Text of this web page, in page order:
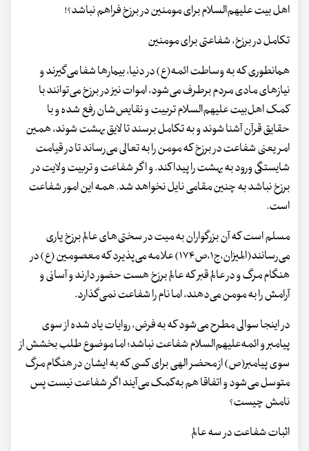
اهل بیت علیهم‌السلام برای مومنین در برزخ فراهم نباشد؟!
تکامل در برزخ، شفاعتی برای مومنین
همانطوری که به وساطت ائمه‌(ع) در دنیا، بیمارها شفا می‌گیرند و
نیازهای مادی مردم برطرف می‌شود، اموات نیز در برزخ می‌توانند با
کمک اهل‌بیت علیهم‌السلام تربیت و نقایص‌شان رفع شده و با
حقایق قرآن آشنا شوند و به تکامل برسند تا لایق بهشت شوند، همین
امر یعنی شفاعت در برزخ که مومن را به تعالی می‌رساند تا در قیامت
شایستگی ورود به بهشت را پیدا کند. و اگر شفاعت و تربیت ولایت در
برزخ نباشد به چنین مقامی نایل نخواهد شد. همه این امور شفاعت
است.
مسلم است که آن بزرگواران به میت در سختی‌های عالم برزخ یاری
می‌رسانند(المیزان،ج۱،ص۱۷۴) علامه می‌پذیرد که معصومین (ع) در
هنگام مرگ و در عالم قبر که عالم برزخ هست حضور دارند و آسانی و
آرامش را به مومن می‌دهند، اما نام را شفاعت نمی‌گذارد.
در اینجا سوالی مطرح می‌شود که به فرض، روایات یاد شده از سوی
پیامبر و ائمه‌علیهم‌السلام شفاعت نباشد؛ اما موضوع طلب بخشش از
سوی پیامبر(ص) از محضر الهی برای کسی که به ایشان در هنگام مرگ
متوسل می‌شود و اتفاقا هم به‌کمک می‌آیند اگر شفاعت نیست پس
نامش چیست؟
اثبات شفاعت در سه عالم